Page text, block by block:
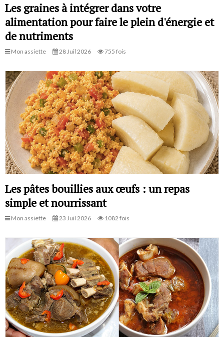
Les graines à intégrer dans votre
alimentation pour faire le plein d'énergie et
de nutriments
Mon assiette 28 Juil 2026 755 fois
Les pâtes bouillies aux œufs : un repas
simple et nourrissant
Mon assiette 23 Juil 2026 1082 fois